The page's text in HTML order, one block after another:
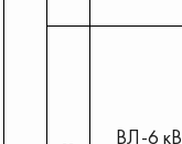
ВЛ-6 кВ